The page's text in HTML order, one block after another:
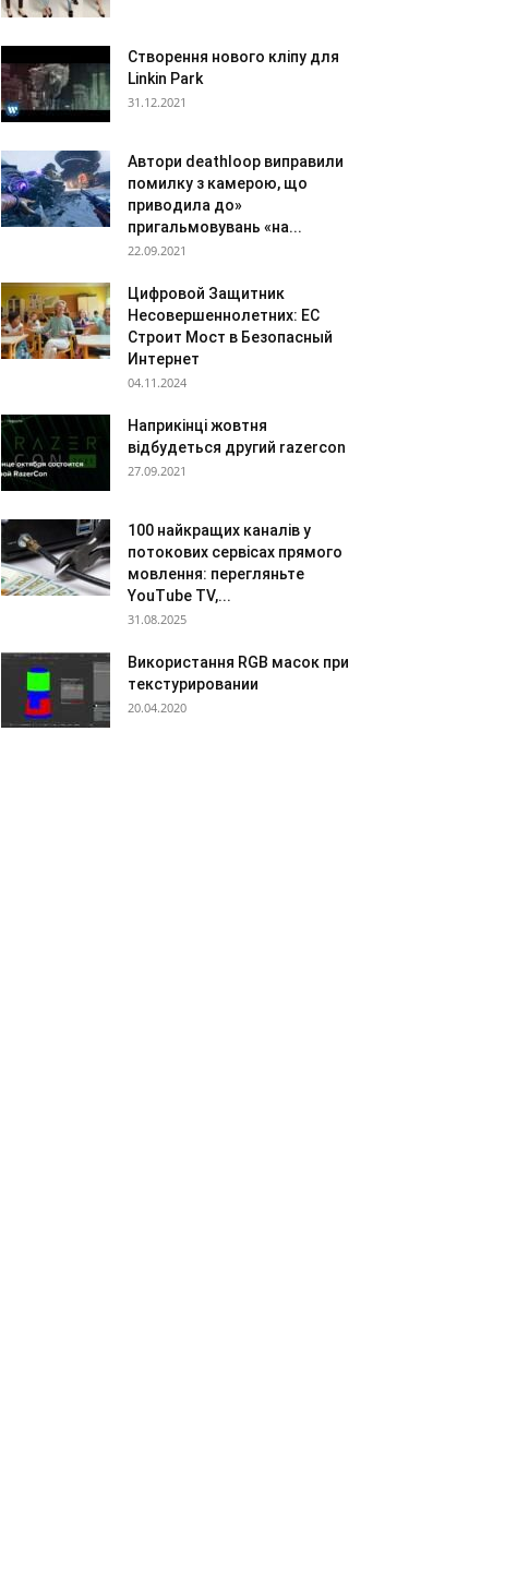
Створення нового кліпу для
Linkin Park
31.12.2021
Автори deathloop виправили
помилку з камерою, що
приводила до»
пригальмовувань «на...
22.09.2021
Цифровой Защитник
Несовершеннолетних: ЕС
Строит Мост в Безопасный
Интернет
04.11.2024
Наприкінці жовтня
відбудеться другий razercon
27.09.2021
100 найкращих каналів у
потокових сервісах прямого
мовлення: перегляньте
YouTube TV,...
31.08.2025
Використання RGB масок при
текстурировании
20.04.2020